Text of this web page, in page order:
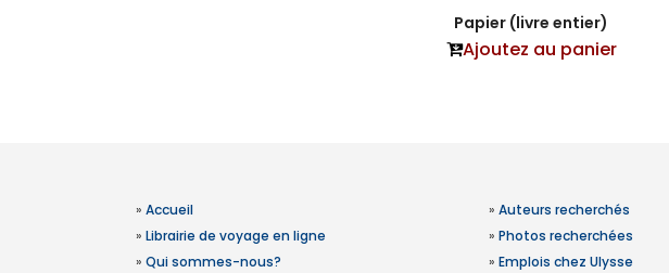
Papier (livre entier)
Ajoutez au panier
» Accueil
» Librairie de voyage en ligne
» Qui sommes-nous?
» Auteurs recherchés
» Photos recherchées
» Emplois chez Ulysse